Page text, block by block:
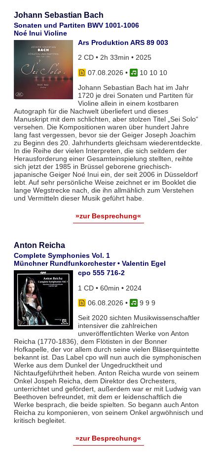
Johann Sebastian Bach
Sonaten und Partiten BWV 1001-1006
Noé Inui Violine
Ars Produktion ARS 89 003
2 CD • 2h 33min • 2025
07.08.2026 •
10 10 10
Johann Sebastian Bach hat im Jahr
1720 je drei Sonaten und Partiten für
Violine allein in einem kostbaren
Autograph für die Nachwelt überliefert und dieses
Manuskript mit dem schlichten, aber stolzen Titel „Sei Solo“
versehen. Die Kompositionen waren über hundert Jahre
lang fast vergessen, bevor sie der Geiger Joseph Joachim
zu Beginn des 20. Jahrhunderts gleichsam wiederentdeckte.
In die Reihe der vielen Interpreten, die sich seitdem der
Herausforderung einer Gesamteinspielung stellten, reihte
sich jetzt der 1985 in Brüssel geborene griechisch-
japanische Geiger Noé Inui ein, der seit 2006 in Düsseldorf
lebt. Auf sehr persönliche Weise zeichnet er im Booklet die
lange Wegstrecke nach, die ihn allmählich zum Verstehen
und Vermitteln dieser Musik geführt habe.
»zur Besprechung«
Anton Reicha
Complete Symphonies Vol. 1
Münchner Rundfunkorchester • Valentin Egel
cpo 555 716-2
1 CD • 60min • 2024
06.08.2026 •
9 9 9
Seit 2020 sichten Musikwissenschaftler
intensiver die zahlreichen
unveröffentlichten Werke von Anton
Reicha (1770-1836), dem Flötisten in der Bonner
Hofkapelle, der vor allem durch seine vielen Bläserquintette
bekannt ist. Das Label cpo will nun auch die symphonischen
Werke aus dem Dunkel der Ungedrucktheit und
Nichtaufgeführtheit heben. Anton Reicha wurde von seinem
Onkel Jospeh Reicha, dem Direktor des Orchesters,
unterrichtet und gefördert, außerdem war er mit Ludwig van
Beethoven befreundet, mit dem er leidenschaftlich die
Werke besprach, die beide spielten. So begann auch Anton
Reicha zu komponieren, von seinem Onkel argwöhnisch und
kritisch begleitet.
»zur Besprechung«